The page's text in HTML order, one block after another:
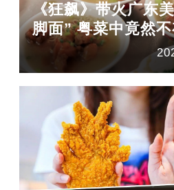
《狂飙》带火广东
脚面” 粤菜中竟然不